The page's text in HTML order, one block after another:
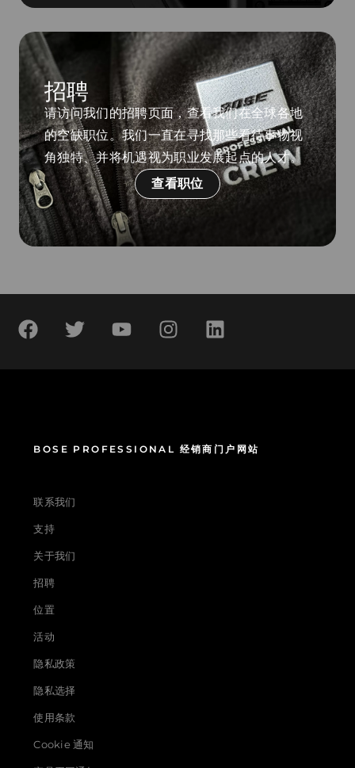
招聘
请访问我们的招聘页面，查看我们在全球各地
的空缺职位。我们一直在寻找那些看待事物视
角独特、并将机遇视为职业发展起点的人才。
查看职位
BOSE PROFESSIONAL 经销商门户网站
联系我们
支持
关于我们
招聘
位置
活动
隐私政策
隐私选择
使用条款
Cookie 通知